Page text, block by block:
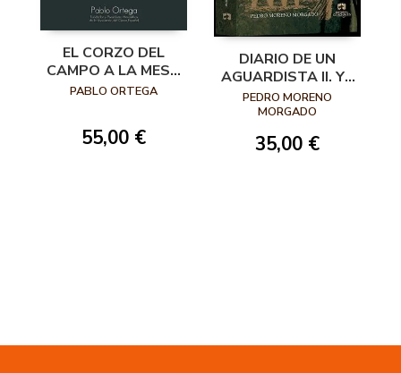
EL CORZO DEL
CAMPO A LA MESA
2ª EDICIÓN
PABLO ORTEGA
55,00 €
DIARIO DE UN
AGUARDISTA II. YA
VIENE...
PEDRO MORENO
MORGADO
35,00 €